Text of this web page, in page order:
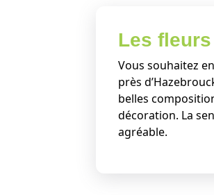
Les
Vous souhaitez
près
belles
décoration. La
agréable.